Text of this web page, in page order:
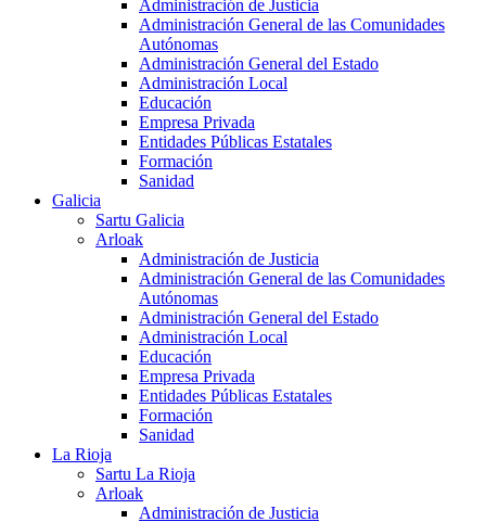
Administración de Justicia
Administración General de las Comunidades
Autónomas
Administración General del Estado
Administración Local
Educación
Empresa Privada
Entidades Públicas Estatales
Formación
Sanidad
Galicia
Sartu Galicia
Arloak
Administración de Justicia
Administración General de las Comunidades
Autónomas
Administración General del Estado
Administración Local
Educación
Empresa Privada
Entidades Públicas Estatales
Formación
Sanidad
La Rioja
Sartu La Rioja
Arloak
Administración de Justicia